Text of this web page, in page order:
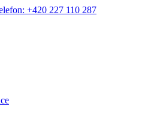
+420 227 110 287